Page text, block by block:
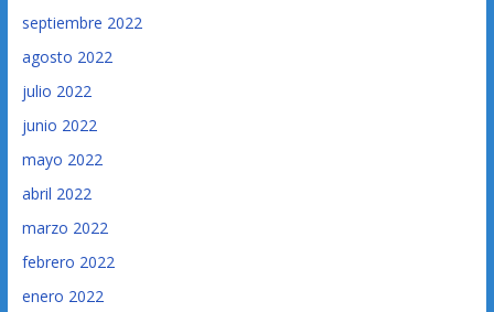
septiembre 2022
agosto 2022
julio 2022
junio 2022
mayo 2022
abril 2022
marzo 2022
febrero 2022
enero 2022